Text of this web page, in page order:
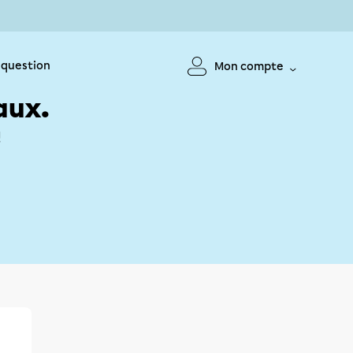
question Mon compte